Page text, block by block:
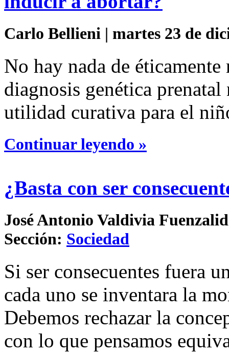
Carlo Bellieni | martes 23 de
No hay nada de
diagnosis genética
utilidad curativa para el
Continuar leyendo »
¿Basta con ser
José Antonio Valdivia
Sección: Sociedad
Si ser consecuentes fuera
cada uno se inventara la
Debemos rechazar la
con lo que pensamos